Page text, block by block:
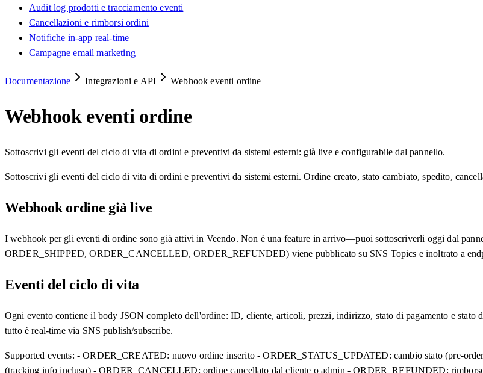
Audit log prodotti e tracciamento eventi
Cancellazioni e rimborsi ordini
Notifiche in-app real-time
Campagne email marketing
Documentazione Integrazioni e API Webhook eventi ordine
Webhook eventi ordine
Sottoscrivi gli eventi del ciclo di vita di ordini e preventivi da sistemi esterni: già live e configurabile dal pannello.
Sottoscrivi gli eventi del ciclo di vita di ordini e preventivi da sistemi esterni. Ordine creato, stato cambiato, spedito,
Webhook ordine già live
I webhook per gli eventi di ordine sono già attivi in Veendo. Non è una feature in arrivo—puoi sottoscriverli oggi dal
ORDER_SHIPPED, ORDER_CANCELLED, ORDER_REFUNDED) viene pubblicato su SNS Topics e inoltrato a
Eventi del ciclo di vita
Ogni evento contiene il body JSON completo dell'ordine: ID, cliente, articoli, prezzi, indirizzo, stato di pagamento e
tutto è real-time via SNS publish/subscribe.
Supported events: - ORDER_CREATED: nuovo ordine inserito - ORDER_STATUS_UPDATED: cambio stato (pre-
(tracking info incluso) - ORDER_CANCELLED: ordine cancellato dal cliente o admin - ORDER_REFUNDED: